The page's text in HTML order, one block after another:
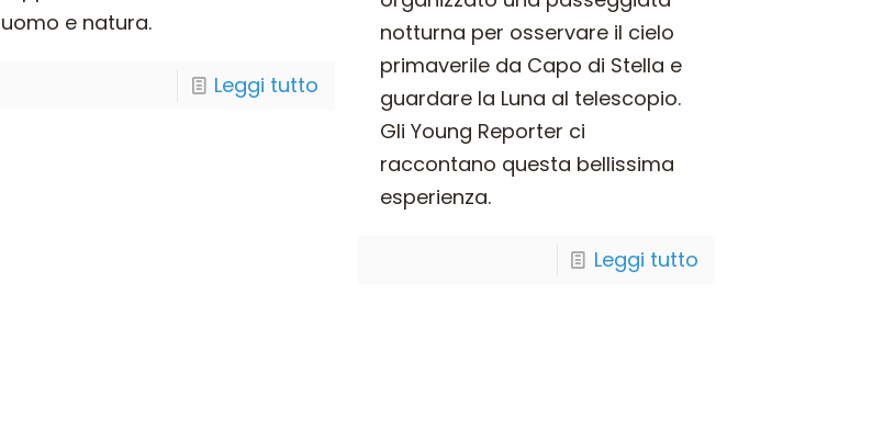
uomo e natura.
Leggi tutto
notturna per osservare il cielo
primaverile da Capo di Stella e
guardare la Luna al telescopio.
Gli Young Reporter ci
raccontano questa bellissima
esperienza.
Leggi tutto